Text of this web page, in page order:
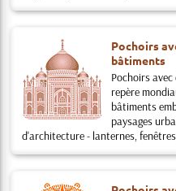
Pochoirs
bâtiments
Pochoirs
repère
bâtiments
paysages
d'architecture - lanternes,